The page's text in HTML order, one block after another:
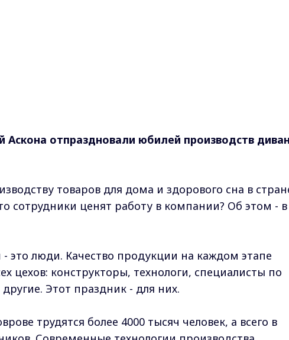
Аскона отпраздновали юбилей производств
товаров для дома и здорового сна в
сотрудники ценят работу в компании? Об этом - в
это люди. Качество продукции на каждом этапе
цехов: конструкторы, технологи, специалисты по
Этот праздник - для них.
трудятся более 4000 тысяч человек, а всего в